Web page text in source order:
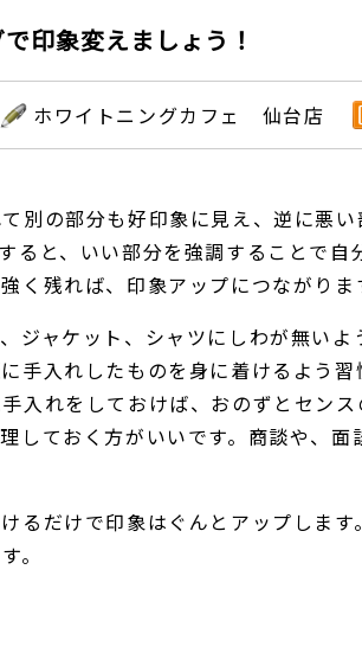
象変えましょう！
ホワイトニングカフェ 仙台店
別の部分も好印象に見え、逆に悪
ると、いい部分を強調することで
く残れば、印象アップにつながりま
ジャケット、シャツにしわが無い
手入れしたものを身に着けるよう
入れをしておけば、おのずとセン
しておく方がいいです。商談や、
るだけで印象はぐんとアップしま
。